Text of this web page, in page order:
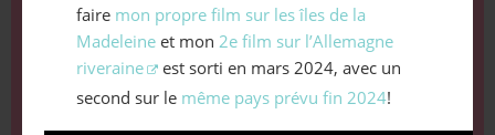
faire mon propre film sur les îles de la
Madeleine et mon 2e film sur l’Allemagne
riveraine
est sorti en mars 2024, avec un
second sur le même pays prévu fin 2024!